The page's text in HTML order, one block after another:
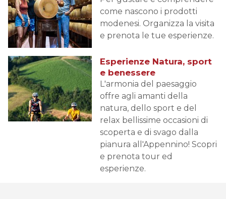
come nascono i prodotti
modenesi. Organizza la visita
e prenota le tue esperienze.
Esperienze Natura, sport
e benessere
L'armonia del paesaggio
offre agli amanti della
natura, dello sport e del
relax bellissime occasioni di
scoperta e di svago dalla
pianura all'Appennino! Scopri
e prenota tour ed
esperienze.